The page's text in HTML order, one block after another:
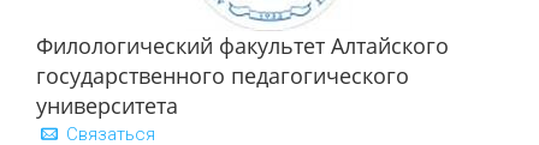
Филологический факультет Алтайского
государственного педагогического
университета
Связаться